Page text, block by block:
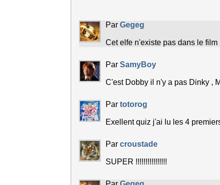
Par Gegeg
Cet elfe n'existe pas dans le
Par SamyBoy
C'est Dobby il n'y a pas Dinky ,
Par totorog
Exellent quiz j'ai lu les 4
Par croustade
SUPER !!!!!!!!!!!!!!!!